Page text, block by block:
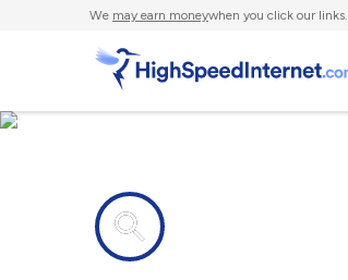
We may earn moneywhen you click our links.